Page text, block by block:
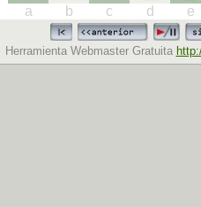
a
b c d e
Herramienta Webmaster Gratuita